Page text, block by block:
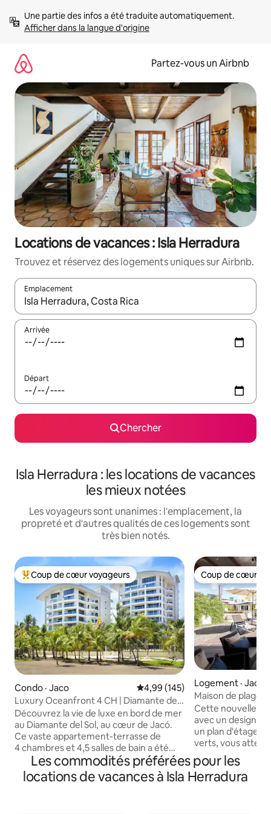
directement
Afficher dans la langue d'origine
Partez-vous un Airbnb
Locations de vacances : Isla Herradura
Trouvez et réservez des logements uniques sur Airbnb.
Emplacement
Quand les résultats sont affichés, parcourez-les en utilisant
Arrivée
Départ
Chercher
Isla Herradura : les locations de vacances
les mieux notées
Les voyageurs sont unanimes : l'emplacement, la
propreté et d'autres qualités de ces logements sont
très bien notés.
Coup de cœur voyageurs parmi les plus aimés
Coup de cœur voyageurs
Condo · Jaco Note moyenne de 4,99 sur 5,
4,99 (145)
Luxury Oceanfront 4 CH | Diamante del
Sol
Découvrez la vie de luxe en bord de mer
au Diamante del Sol, au cœur de Jacó.
Ce vaste appartement-terrasse de
4 chambres et 4,5 salles de bain a été
rénové en 2023 : nouveau carrelage,
cuisine remise à neuf, salles de bain
rafraîchies et peinture fraîche. Situé au
Coup de cœur
Coup de cœur
Logement · Jaco
Maison de plage
3 chambres avec
Cette nouvelle
avec un design
un plan d'étage
verts, vous attend ! À
600 mètres de la
maison dispose
entièrement
Les commodités préférées pour les
locations de vacances à Isla Herradura